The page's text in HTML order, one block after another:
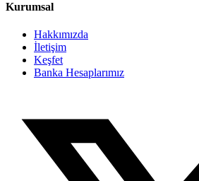
Kurumsal
Hakkımızda
İletişim
Keşfet
Banka Hesaplarımız